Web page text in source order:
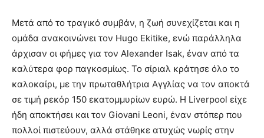
Μετά από το τραγικό συμβάν, η ζωή συνεχίζεται και η
ομάδα ανακοινώνει τον Hugo Ekitike, ενώ παράλληλα
άρχισαν οι φήμες για τον Alexander Isak, έναν από τα
καλύτερα φορ παγκοσμίως. Το σίριαλ κράτησε όλο το
καλοκαίρι, με την πρωταθλήτρια Αγγλίας να τον αποκτά
σε τιμή ρεκόρ 150 εκατομμυρίων ευρώ. Η Liverpool είχε
ήδη αποκτήσει και τον Giovani Leoni, έναν στόπερ που
πολλοί πιστεύουν, αλλά στάθηκε ατυχώς νωρίς στην